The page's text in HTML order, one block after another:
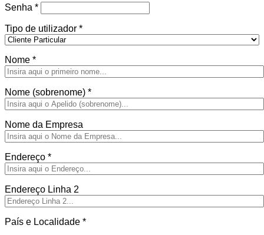
Senha *Obrigatório
Tipo de utilizador *
Nome *
Nome (sobrenome) *
Nome da Empresa
Endereço *
Endereço Linha 2
País e Localidade *